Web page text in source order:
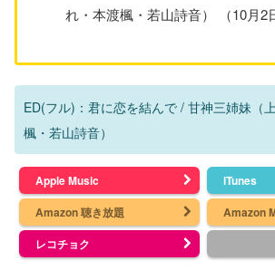
れ・本渡楓・若山詩音） （10月2
ED(フル)：君に恋を結んで / 甘神三姉妹（
楓・若山詩音）
Apple Music
iTunes
Amazon 聴き放題
Amazon
レコチョク